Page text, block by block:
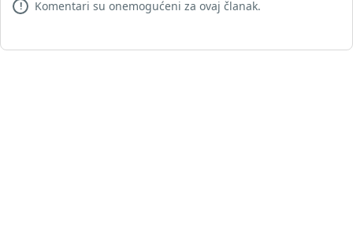
! Komentari su onemogućeni za ovaj članak.